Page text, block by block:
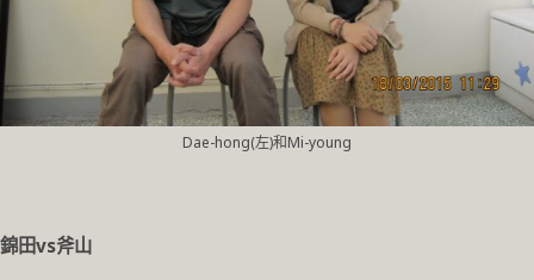
Dae-hong(左)和Mi-young
錦田vs斧山